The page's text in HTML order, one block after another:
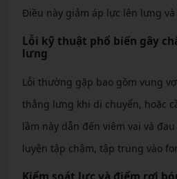
Điều này giảm áp lực lên lưng và
Lỗi kỹ thuật phổ biến gây
lưng
Lỗi thường gặp bao gồm vung
thẳng lưng khi di chuyển, hoặc
lầm này dẫn đến viêm vai và
luyện tập chậm, tập trung vào